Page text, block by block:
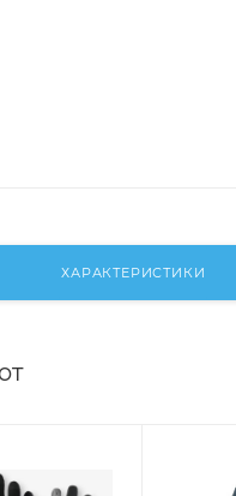
ХАРАКТЕРИСТИКИ